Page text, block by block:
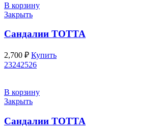
В корзину
Закрыть
Сандалии ТОТТА
2,700 ₽ Купить
23242526
В корзину
Закрыть
Сандалии ТОТТА